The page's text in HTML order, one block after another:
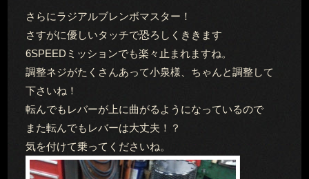
さらにラジアルブレンボマスター！
さすがに優しいタッチで恐ろしくききます
6SPEEDミッションでも楽々止まれますね。
調整ネジがたくさんあって小泉様、ちゃんと調整して
下さいね！
転んでもレバーが上に曲がるようになっているので
また転んでもレバーは大丈夫！？
気を付けて乗ってくださいね。